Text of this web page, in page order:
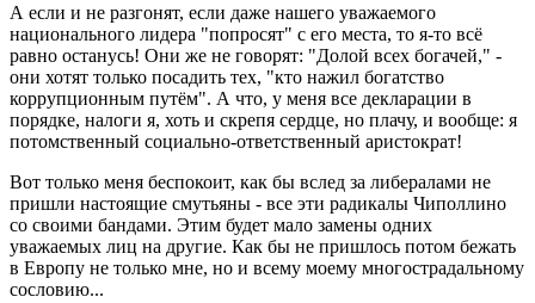
А если и не разгонят, если даже нашего уважаемого
национального лидера "попросят" с его места, то я-то всё
равно останусь! Они же не говорят: "Долой всех богачей," -
они хотят только посадить тех, "кто нажил богатство
коррупционным путём". А что, у меня все декларации в
порядке, налоги я, хоть и скрепя сердце, но плачу, и вообще: я
потомственный социально-ответственный аристократ!
Вот только меня беспокоит, как бы вслед за либералами не
пришли настоящие смутьяны - все эти радикалы Чиполлино
со своими бандами. Этим будет мало замены одних
уважаемых лиц на другие. Как бы не пришлось потом бежать
в Европу не только мне, но и всему моему многострадальному
сословию...